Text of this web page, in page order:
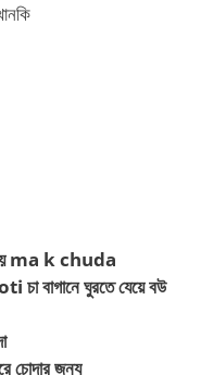
হয় ma k chuda
বাগানে ঘুরতে যেয়ে বউ
চোদার জন্য